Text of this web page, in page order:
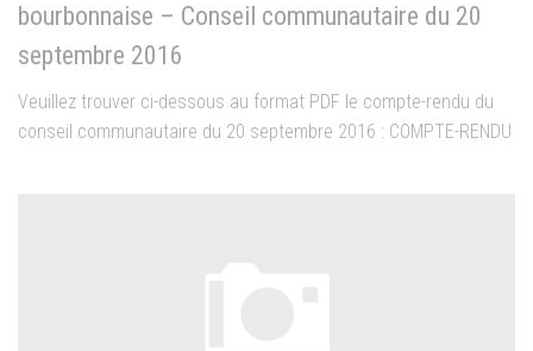
bourbonnaise – Conseil communautaire du 20
septembre 2016
Veuillez trouver ci-dessous au format PDF le compte-rendu du
conseil communautaire du 20 septembre 2016 : COMPTE-RENDU